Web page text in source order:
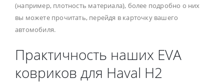
(например, плотность материала), более подробно о них
вы можете прочитать, перейдя в карточку вашего
автомобиля.
Практичность наших EVA
ковриков для Haval H2